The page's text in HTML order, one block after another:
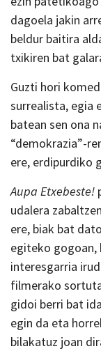
dagoela jakin
beldur baitira
txikiren bat
Guzti hori
surrealista, egia
batean sen ona
“demokrazia”-
ere, erdipurdiko
Aupa Etxebeste!
udalera
ere, biak bat
egiteko gogoan,
interesgarria
filmerako
gidoi berri bat
egin da eta
bilakatuz joan